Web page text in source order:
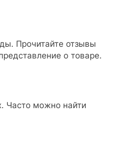
Прочитайте отзывы
о товаре.
Часто можно найти